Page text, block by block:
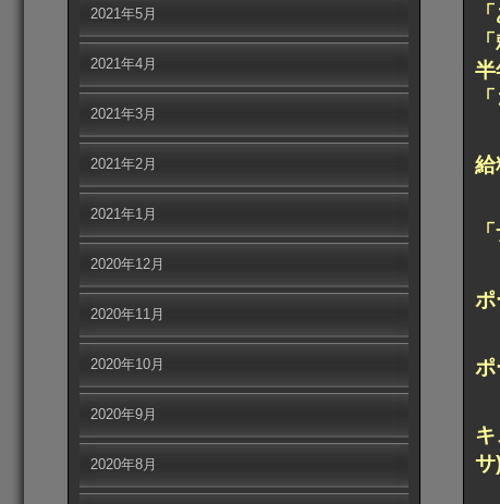
半
サ
2021年5月
2021年4月
2021年3月
2021年2月
2021年1月
2020年12月
2020年11月
2020年10月
2020年9月
2020年8月